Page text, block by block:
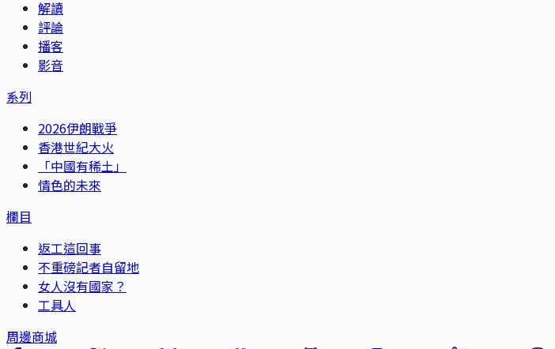
解讀
評論
播客
影音
系列
2026伊朗戰爭
香港世紀大火
「中國有稀土」
情色的未來
欄目
返工這回事
不重磅記者自留地
女人沒有國家？
工具人
周邊商城